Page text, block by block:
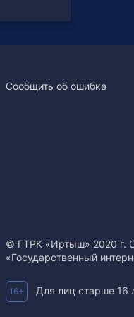
Сообщить об ошибке
© ГТРК «Иртыш» 2020 г.
«Государственный
16+ Для лиц старше 16